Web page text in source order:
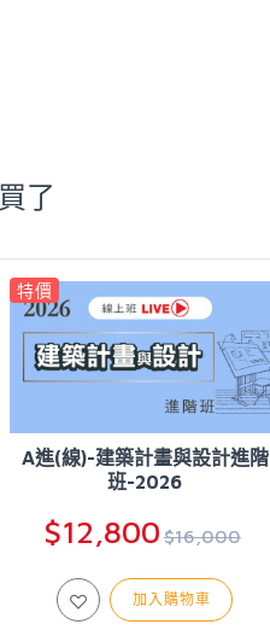
了
特價
A進(線)-建築計畫與設計進階
班-2026
$12,800 $16,000
加入購物車